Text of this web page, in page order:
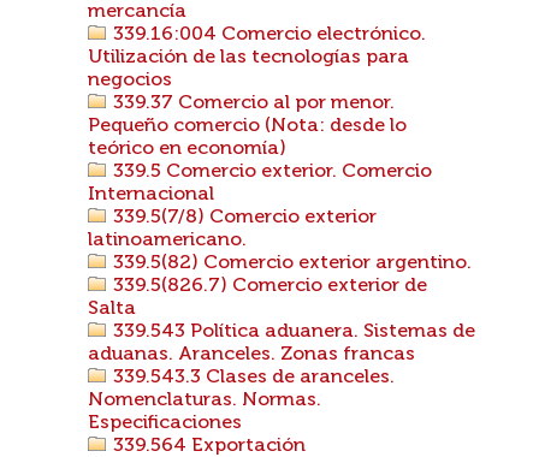
mercancía
339.16:004 Comercio electrónico.
Utilización de las tecnologías para
negocios
339.37 Comercio al por menor.
Pequeño comercio (Nota: desde lo
teórico en economía)
339.5 Comercio exterior. Comercio
Internacional
339.5(7/8) Comercio exterior
latinoamericano.
339.5(82) Comercio exterior argentino.
339.5(826.7) Comercio exterior de
Salta
339.543 Política aduanera. Sistemas de
aduanas. Aranceles. Zonas francas
339.543.3 Clases de aranceles.
Nomenclaturas. Normas.
Especificaciones
339.564 Exportación